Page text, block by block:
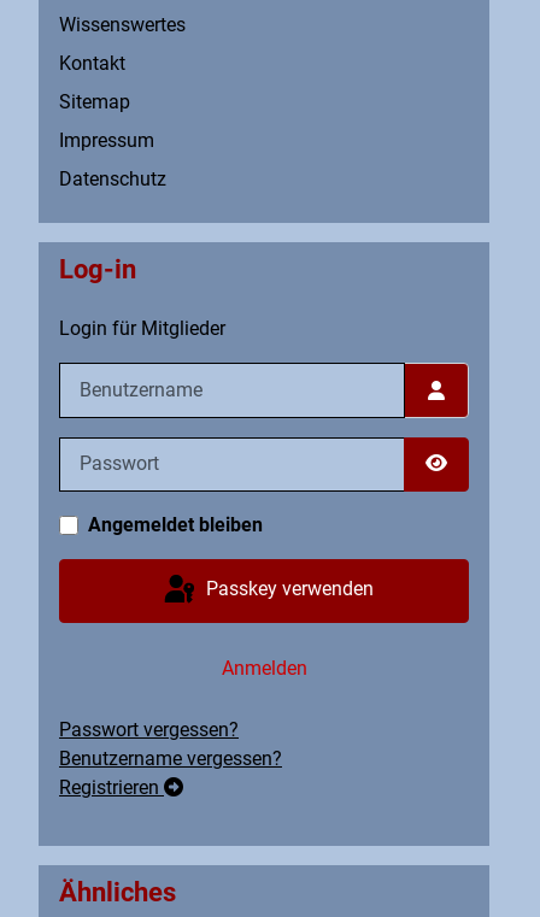
Wissenswertes
Kontakt
Sitemap
Impressum
Datenschutz
Log-in
Login für Mitglieder
Passwort
Angemeldet bleiben
Passkey verwenden
Anmelden
Passwort vergessen?
Benutzername vergessen?
Registrieren
Ähnliches